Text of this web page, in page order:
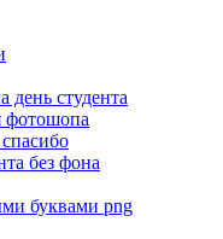
день студента
фотошопа
без фона
буквами png